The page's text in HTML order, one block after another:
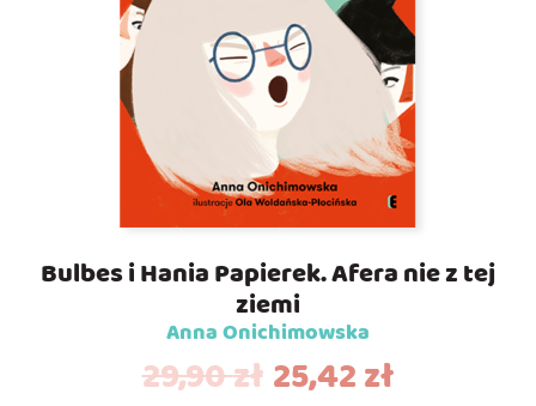
Bulbes i Hania Papierek. Afera nie z tej
ziemi
Anna Onichimowska
29,90zł 25,42zł